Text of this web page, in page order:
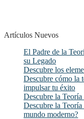
Artículos Nuevos
El Padre de la
su Legado
Descubre los
Descubre cómo la
impulsar tu éxito
Descubre la
Descubre la
mundo moderno?